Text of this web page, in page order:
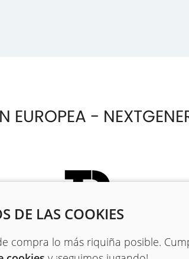
DE LAS COOKIES
compra lo más riquiña posible.
-